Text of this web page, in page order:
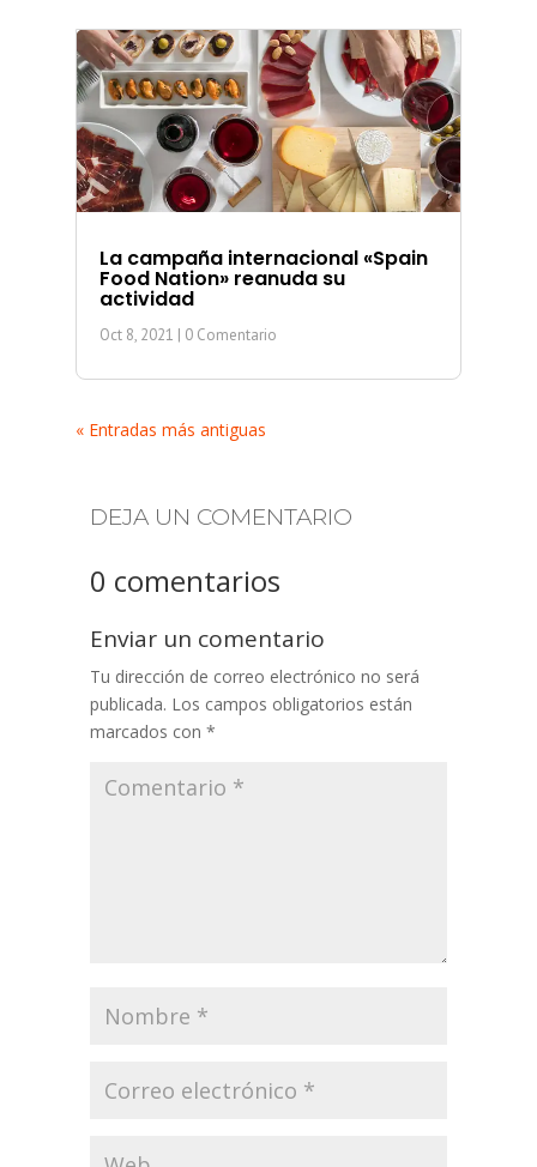
La campaña internacional «Spain
Food Nation» reanuda su
actividad
Oct 8, 2021 | 0 Comentario
« Entradas más antiguas
DEJA UN COMENTARIO
0 comentarios
Enviar un comentario
Tu dirección de correo electrónico no será
publicada. Los campos obligatorios están
marcados con *